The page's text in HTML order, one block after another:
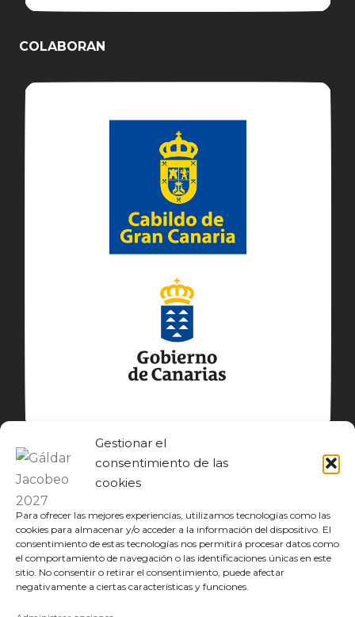
Gestionar el
consentimiento de las
cookies
Para ofrecer las mejores experiencias, utilizamos tecnologías como las
cookies para almacenar y/o acceder a la información del dispositivo. El
consentimiento de estas tecnologías nos permitirá procesar datos como
el comportamiento de navegación o las identificaciones únicas en este
sitio. No consentir o retirar el consentimiento, puede afectar
negativamente a ciertas características y funciones.
COLABORAN
© GÁLDAR JACOBEO 2027
CONOCE